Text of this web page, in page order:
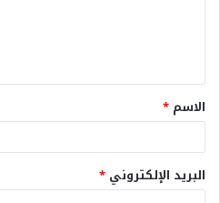
الاسم *
البريد الإلكتروني *